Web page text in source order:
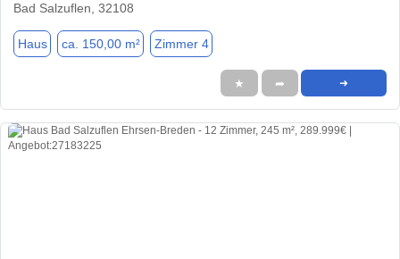
Bad Salzuflen, 32108
Haus ca. 150,00 m² Zimmer 4
★ ➦ ➜